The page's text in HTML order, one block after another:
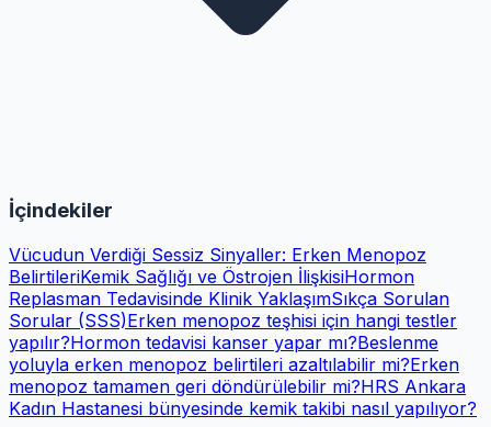
İçindekiler
Vücudun Verdiği Sessiz Sinyaller: Erken Menopoz
BelirtileriKemik Sağlığı ve Östrojen İlişkisiHormon
Replasman Tedavisinde Klinik YaklaşımSıkça Sorulan
Sorular (SSS)Erken menopoz teşhisi için hangi testler
yapılır?Hormon tedavisi kanser yapar mı?Beslenme
yoluyla erken menopoz belirtileri azaltılabilir mi?Erken
menopoz tamamen geri döndürülebilir mi?HRS Ankara
Kadın Hastanesi bünyesinde kemik takibi nasıl yapılıyor?